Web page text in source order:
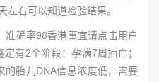
左右可以知道检验结果。
准确率98香港事宜请点击用户
有2个阶段：孕满7周抽血；
的胎儿DNA信息浓度低，需要